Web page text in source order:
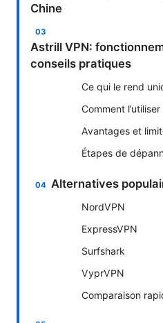
Chine
Astrill VPN:
conseils pratiques
Ce qui le rend
Comment
Avantages et
Étapes de
Alternatives
NordVPN
ExpressVPN
Surfshark
VyprVPN
Comparaison